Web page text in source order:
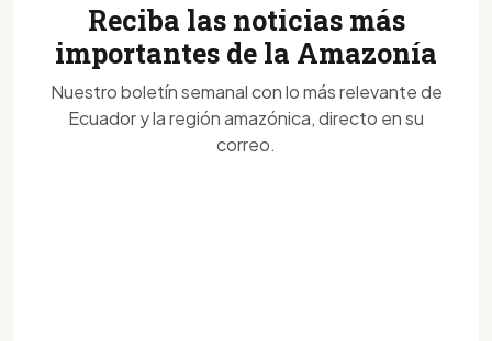
Reciba las noticias más
importantes de la Amazonía
Nuestro boletín semanal con lo más relevante de
Ecuador y la región amazónica, directo en su
correo.